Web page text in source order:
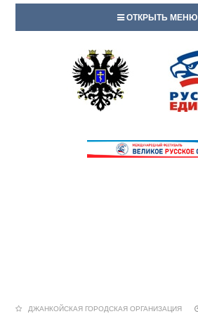
ОТКРЫТЬ МЕНЮ
ДЖАНКОЙСКАЯ ГОРОДСКАЯ ОРГАНИЗАЦИЯ